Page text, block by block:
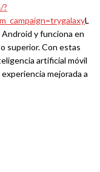
?
L
y funciona en
superior. Con estas
artificial móvil
mejorada a